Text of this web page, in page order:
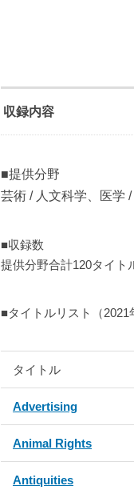
収録内容
■提供分野
芸術 / 人文科学、医学
■収録数
提供分野合計120タイト
■タイトルリスト（2021
タイトル
Advertising
Animal Rights
Antiquities